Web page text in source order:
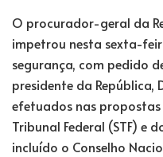
O procurador-geral da
impetrou nesta sexta-
segurança, com pedido
presidente da República,
efetuados nas
Tribunal Federal (STF) e
incluído o Conselho